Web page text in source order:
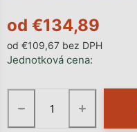
od €134,89
od €109,67 bez DPH
Jednotková cena:
+
−